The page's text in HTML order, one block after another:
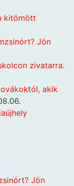
kitömött
Jön
zivatarra.
akik
Jön